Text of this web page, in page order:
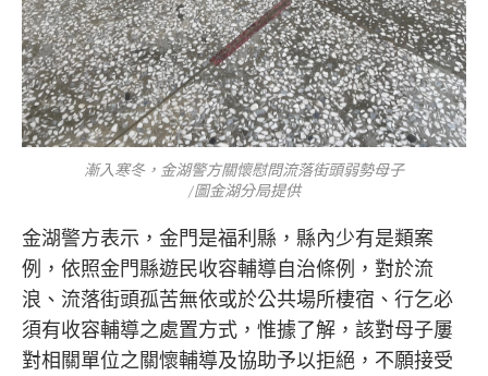
漸入寒冬，金湖警方關懷慰問流落街頭弱勢母子
/圖金湖分局提供
金湖警方表示，金門是福利縣，縣內少有是類案
例，依照金門縣遊民收容輔導自治條例，對於流
浪、流落街頭孤苦無依或於公共場所棲宿、行乞必
須有收容輔導之處置方式，惟據了解，該對母子屢
對相關單位之關懷輔導及協助予以拒絕，不願接受